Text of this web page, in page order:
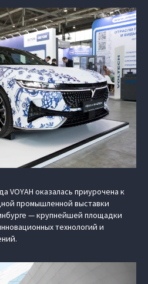
VOYAH оказалась приурочена к
промышленной выставки
— крупнейшей площадки
технологий и